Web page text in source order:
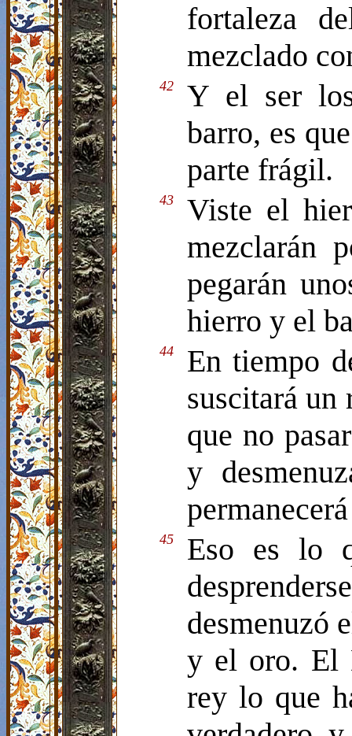
fortaleza
mezclado
42
Y el ser
barro, es
parte frágil.
43
Viste el
mezclarán
pegarán
hierro y el
44
En tiempo
suscitará un
que no
y
45
Eso es lo
desmenuzó
y el oro. El
rey lo que